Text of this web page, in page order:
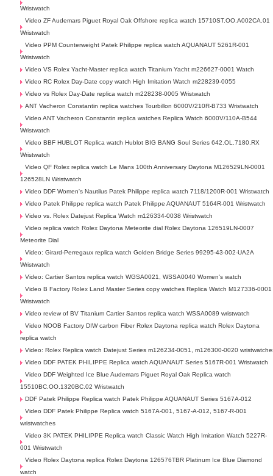
Wristwatch
Video ZF Audemars Piguet Royal Oak Offshore replica watch 15710ST.OO.A002CA.01
Wristwatch
Video PPM Counterweight Patek Philippe replica watch AQUANAUT 5261R-001
Wristwatch
Video VS Rolex Yacht-Master replica watch Titanium Yacht m226627-0001 Watch
Video RC Rolex Day-Date copy watch High Imitation Watch m228239-0055
Video vs Rolex Day-Date replica watch m228238-0005 Wristwatch
ANT Vacheron Constantin replica watches Tourbillon 6000V/210R-B733 Wristwatch
Video ANT Vacheron Constantin replica watches Replica Watch 6000V/110A-B544
Wristwatch
Video BBF HUBLOT Replica watch Hublot BIG BANG Soul Series 642.OL.7180.RX
Wristwatch
Video QF Rolex replica watch Le Mans 100th Anniversary Daytona M126529LN-0001
126528LN Wristwatch
Video DDF Women's Nautilus Patek Philippe replica watch 7118/1200R-001 Wristwatch
Video Patek Philippe replica watch Patek Philippe AQUANAUT 5164R-001 Wristwatch
Video vs. Rolex Datejust Replica Watch m126334-0038 Wristwatch
Video replica watch Rolex Daytona Meteorite dial Rolex Daytona 126519LN-0007
Meteorite Dial
Video: Girard-Perregaux replica watch Golden Bridge Series 99295-43-002-UA2A
Wristwatch
Video: Cartier Santos replica watch WGSA0021, WSSA0040 Women's watch
Video B Factory Rolex Land Master Series copy watches Replica Watch M127336-0001
Wristwatch
Video review of BV Titanium Cartier Santos replica watch WSSA0089 wristwatch
Video NOOB Factory DIW carbon Fiber Rolex Daytona replica watch Rolex Daytona
replica watch
Video: Rolex Replica watch Datejust Series m126234-0051, m126300-0020
Video DDF PATEK PHILIPPE Replica watch AQUANAUT Series 5167R-001 Wristwatch
Video DDF Weighted Ice Blue Audemars Piguet Royal Oak Replica watch
15510BC.OO.1320BC.02 Wristwatch
DDF Patek Philippe Replica watch Patek Philippe AQUANAUT Series 5167A-012
Video DDF Patek Philippe Replica watch 5167A-001, 5167-A-012, 5167-R-001
wristwatches
Video 3K PATEK PHILIPPE Replica watch Classic Watch High Imitation Watch 5227R-
001 Wristwatch
Video Rolex Daytona replica Rolex Daytona 126576TBR Platinum Ice Blue Diamond
watch